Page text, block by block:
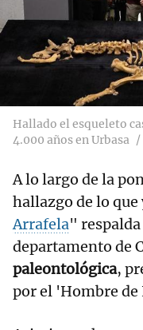
Hallado el esqueleto
4.000 años en Urbasa
A lo largo de la
hallazgo de lo que
Arrafela"
departamento de
paleontológica,
por el 'Hombre